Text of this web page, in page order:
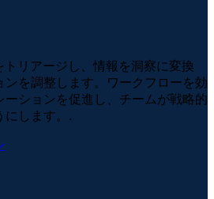
リアージし、情報を洞察に変換
ンを調整します。ワークフローを効
ーションを促進し、チームが戦略的
にします。.